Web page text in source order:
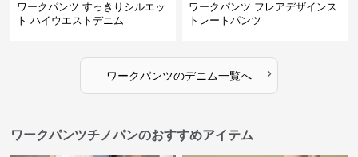
ワークパンツ すっきりシルエッ
ト ハイウエストデニム
ワークパンツ フレアデザインス
トレートパンツ
ワークパンツのデニム一覧へ ›
ワークパンツチノパンのおすすめアイテム